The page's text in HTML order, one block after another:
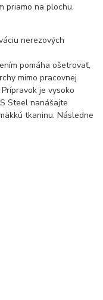
priamo na plochu,
nerezových
pomáha ošetrovať,
mimo pracovnej
je vysoko
Steel nanášajte
tkaninu. Následne